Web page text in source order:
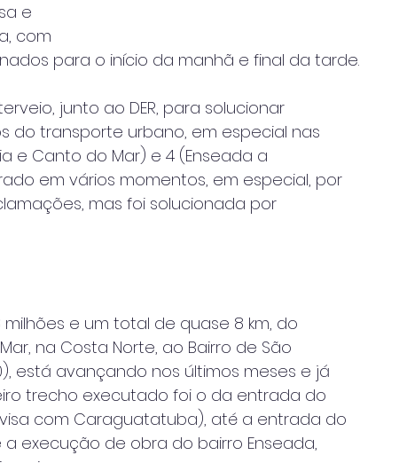
e
com
para o início da manhã e final da tarde.
junto ao DER, para solucionar
do transporte urbano, em especial nas
e Canto do Mar) e 4 (Enseada a
em vários momentos, em especial, por
mas foi solucionada por
e um total de quase 8 km, do
na Costa Norte, ao Bairro de São
está avançando nos últimos meses e já
trecho executado foi o da entrada do
com Caraguatatuba), até a entrada do
a execução de obra do bairro Enseada,